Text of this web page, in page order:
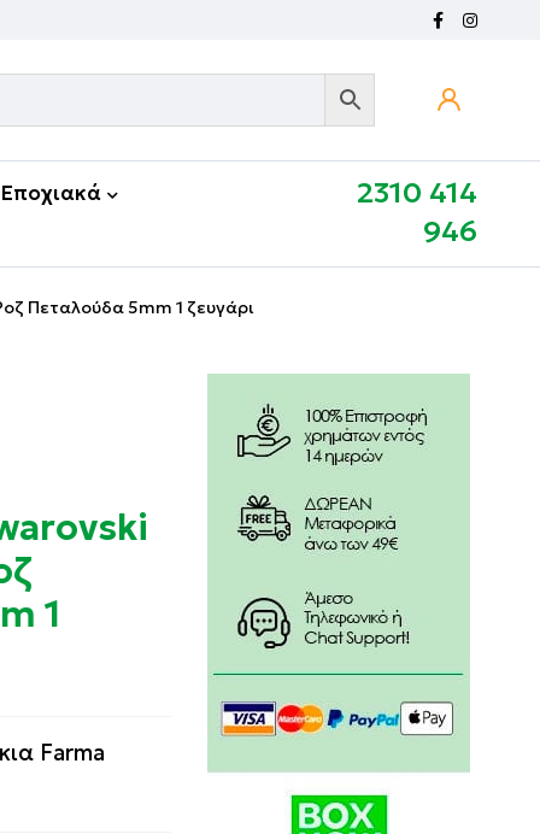
Εποχιακά
2310 414
946
Πεταλούδα 5mm 1 ζευγάρι
1
Farma